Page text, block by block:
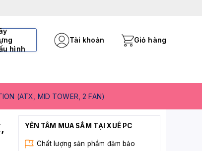
hình
Tài khoản Giỏ hàng
(ATX, MID TOWER, 2 FAN)
YÊN TÂM MUA SẮM TẠI XUÊ PC
Chất lượng sản phẩm đảm bảo